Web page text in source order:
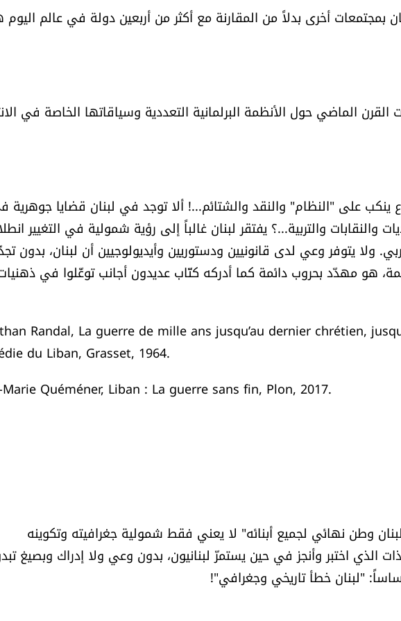
بمجتمعات أخرى بدلاً من المقارنة مع أكثر من أربعين دولة في عالم
الماضي حول الأنظمة البرلمانية التعددية وسياقاتها الخاصة في
ينكب على "النظام" والنقد والشتائم...! ألا توجد في لبنان قضايا جوهرية
والنقابات والتربية...؟ يفتقر لبنان غالباً إلى رؤية شمولية في التغيير
ولا يتوفر وعي لدى قانونيين ودستوريين وأيديولوجيين أن لبنان، بدون
هو مهدّد بحروب دائمة كما أدركه كتّاب عديدون أجانب توغّلوا في
Randal, La guerre de mille ans jusqu’au dernier chrétien,
du Liban, Grasset, 1964.
Marie Quéméner, Liban : La guerre sans fin, Plon, 2017.
وطن نهائي لجميع أبنائه" لا يعني فقط شمولية جغرافيته وتكوينه
الذي اختبر وأنجز في حين يستمرّ لبنانيون، بدون وعي ولا إدراك وبصيغ
"لبنان خطأ تاريخي وجغرافي"!